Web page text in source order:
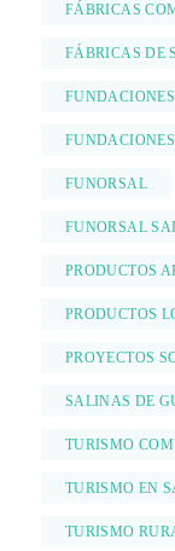
FÁBRICAS
FÁBRICAS DE
FUNORSAL
FUNORSAL
PRODUCTOS
PRODUCTOS
PROYECTOS
SALINAS DE
TURISMO
TURISMO EN
TURISMO